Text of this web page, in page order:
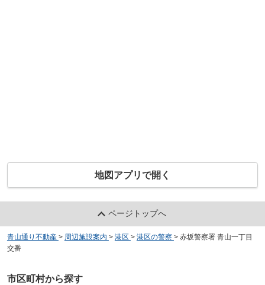
地図アプリで開く
ページトップへ
青山通り不動産 > 周辺施設案内 > 港区 > 港区の警察 > 赤坂警察署 青山一丁目
交番
市区町村から探す